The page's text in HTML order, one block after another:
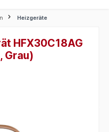
Heizgeräte
HFX30C18AG
Grau)